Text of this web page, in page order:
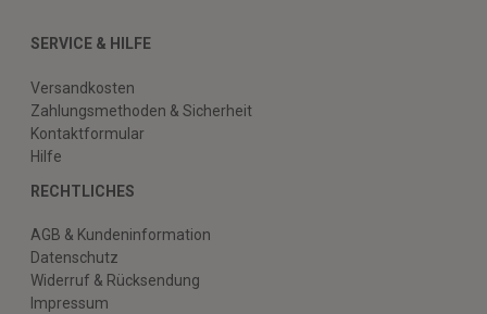
SERVICE & HILFE
Versandkosten
Zahlungsmethoden & Sicherheit
Kontaktformular
Hilfe
RECHTLICHES
AGB & Kundeninformation
Datenschutz
Widerruf & Rücksendung
Impressum